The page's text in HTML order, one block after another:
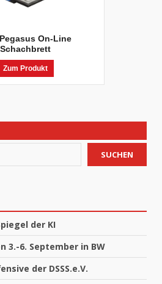
On-Line
Schachbrett
Zum Produkt
SUCHEN
der KI
3.-6. September in BW
der DSSS.e.V.